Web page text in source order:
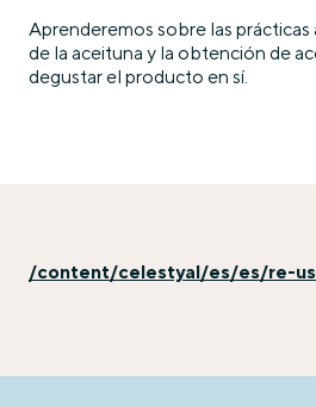
Aprenderemos sobre las
de la aceituna y la obtención de
degustar el producto en sí.
/content/celestyal/es/es/re-